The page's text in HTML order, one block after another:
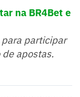
na BR4Bet e
participar
apostas.